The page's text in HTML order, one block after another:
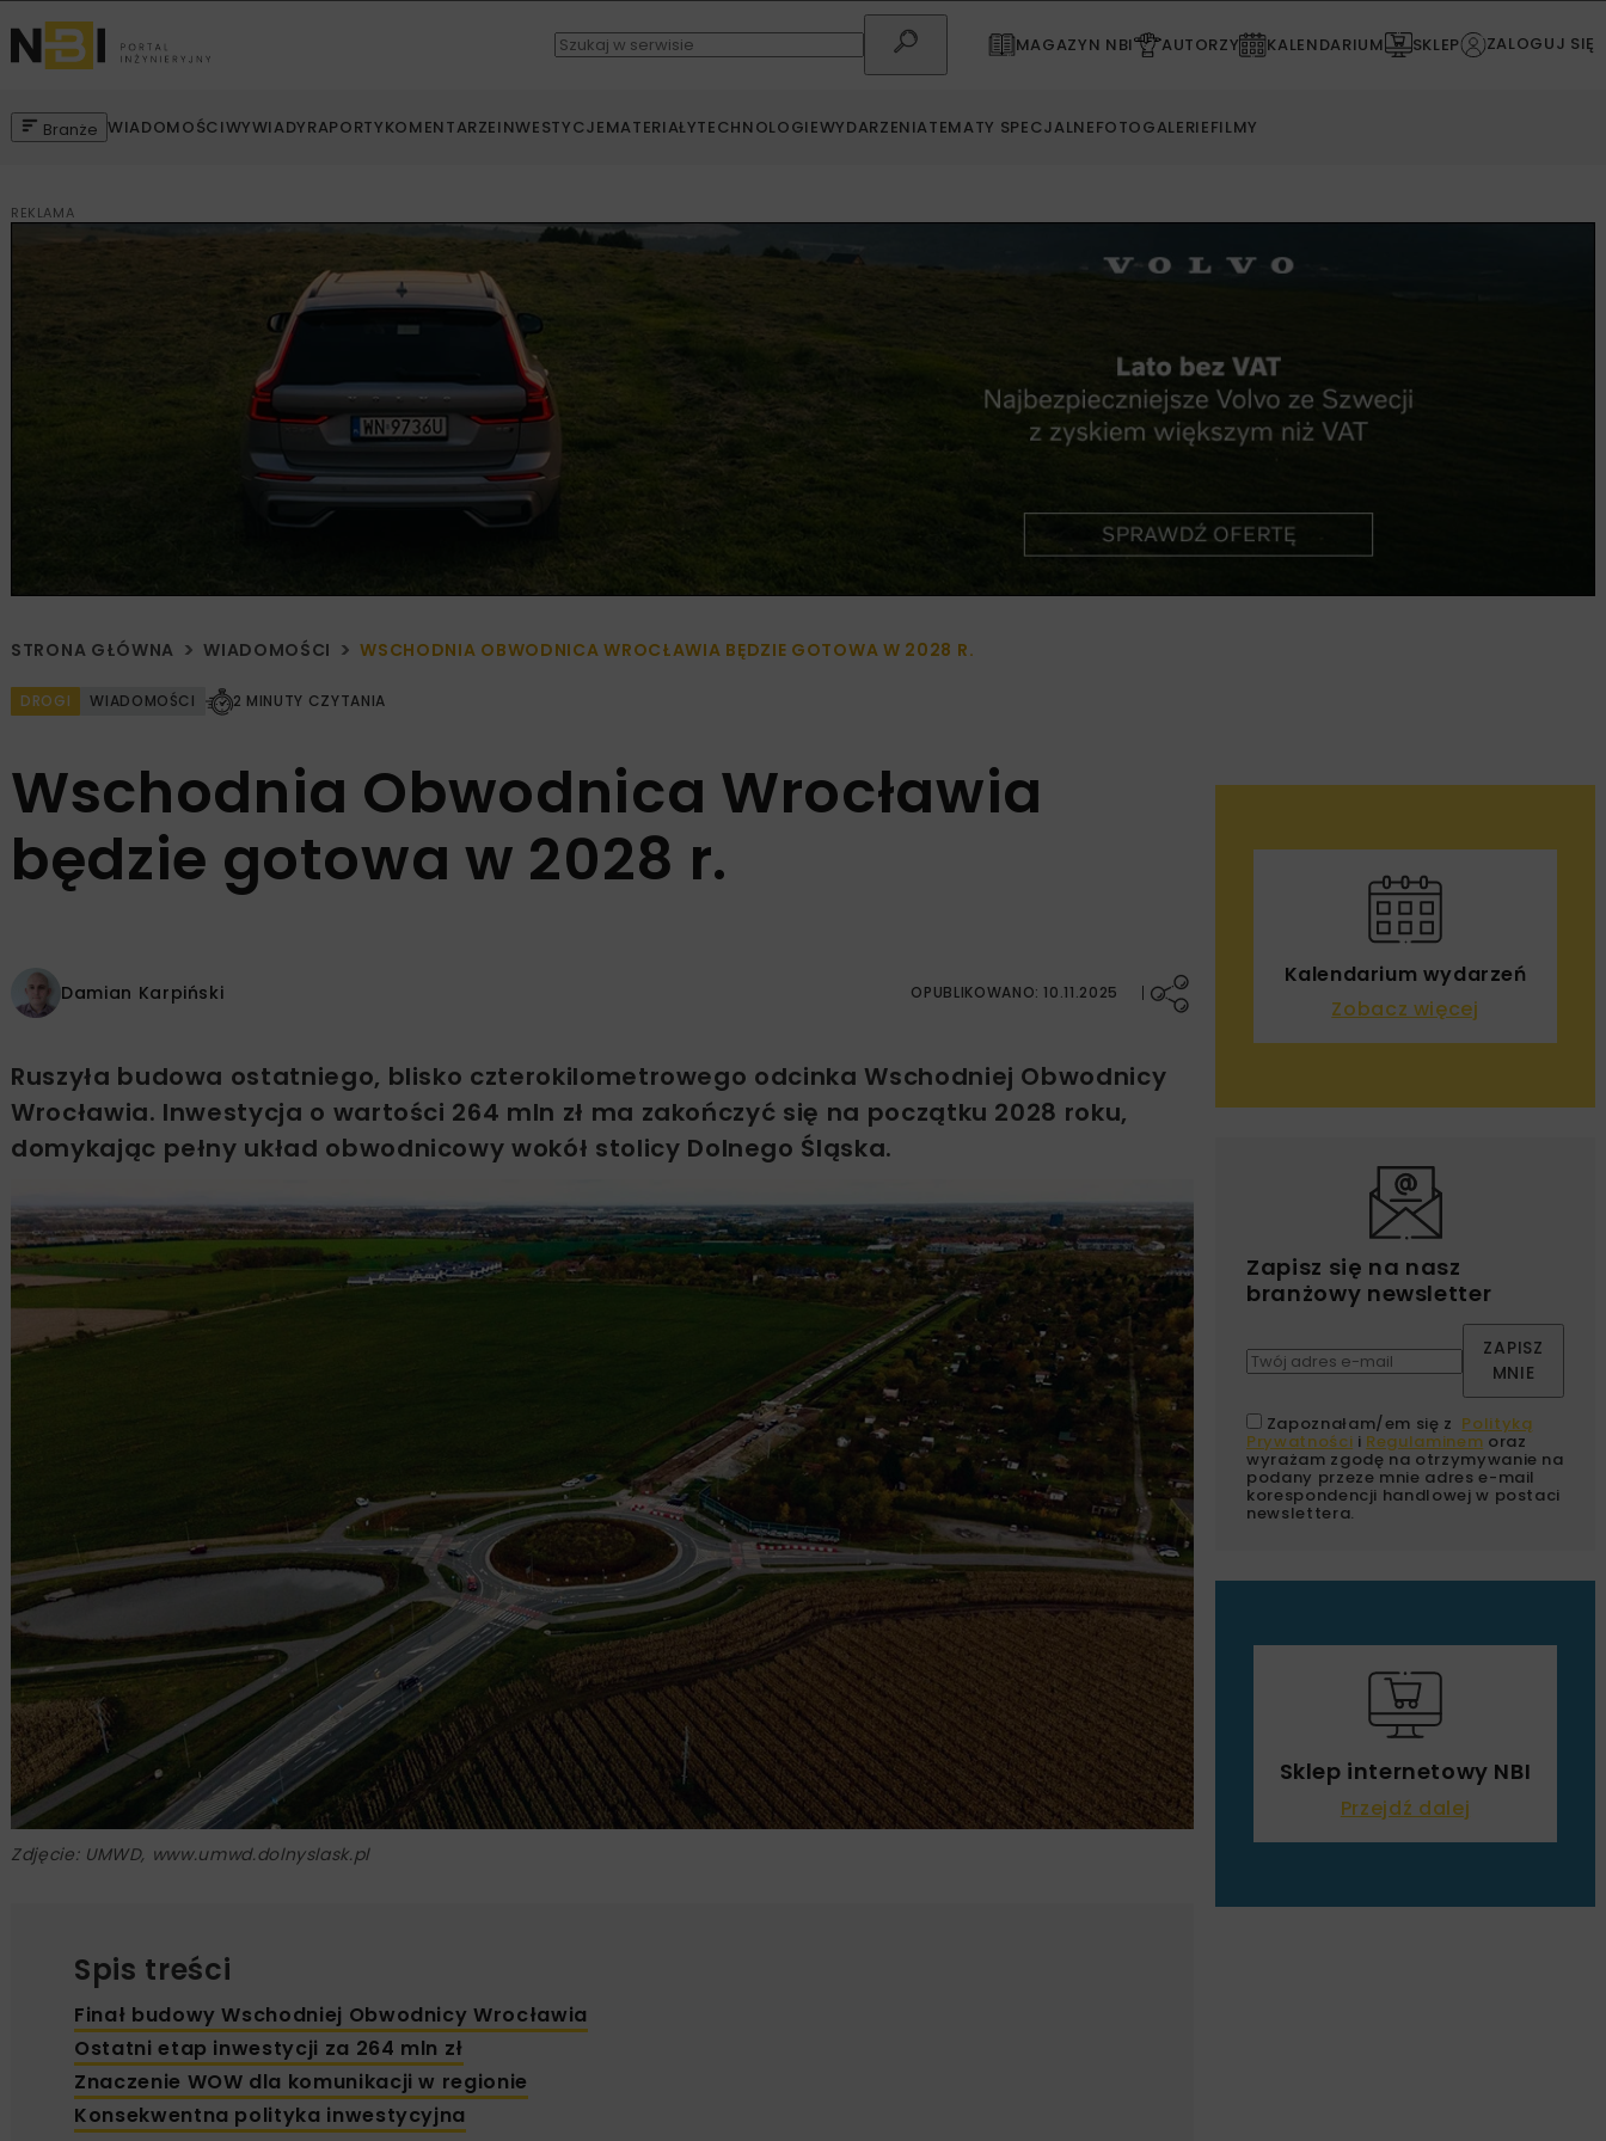
MAGAZYN NBI AUTORZY KALENDARIUM SKLEP ZALOGUJ SIĘ
Branże WIADOMOŚCIWYWIADYRAPORTYKOMENTARZEINWESTYCJEMATERIAŁYTECHNOLOGIEWYDARZENIATEMATY SPECJALNEFOTOGALERIEFILMY
REKLAMA
STRONA GŁÓWNA WIADOMOŚCI WSCHODNIA OBWODNICA WROCŁAWIA BĘDZIE GOTOWA W 2028 R.
DROGI WIADOMOŚCI 2 MINUTY CZYTANIA
Wschodnia Obwodnica Wrocławia
będzie gotowa w 2028 r.
Damian Karpiński OPUBLIKOWANO: 10.11.2025
Ruszyła budowa ostatniego, blisko czterokilometrowego odcinka Wschodniej Obwodnicy
Wrocławia. Inwestycja o wartości 264 mln zł ma zakończyć się na początku 2028 roku,
domykając pełny układ obwodnicowy wokół stolicy Dolnego Śląska.
Zdjęcie: UMWD, www.umwd.dolnyslask.pl
Spis treści
Finał budowy Wschodniej Obwodnicy Wrocławia
Ostatni etap inwestycji za 264 mln zł
Znaczenie WOW dla komunikacji w regionie
Konsekwentna polityka inwestycyjna
Kalendarium wydarzeń
Zobacz więcej
Zapisz się na nasz
branżowy newsletter
ZAPISZ
MNIE
Zapoznałam/em się z Polityką
Prywatności i Regulaminem oraz
wyrażam zgodę na otrzymywanie na
podany przeze mnie adres e-mail
korespondencji handlowej w postaci
newslettera.
Sklep internetowy NBI
Przejdź dalej